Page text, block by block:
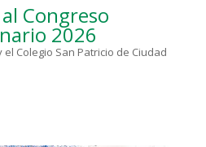
Congreso
2026
el Colegio San Patricio de Ciudad